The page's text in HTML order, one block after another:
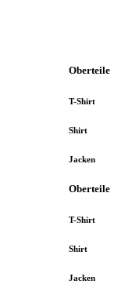
Oberteile
T-Shirt
Shirt
Jacken
Oberteile
T-Shirt
Shirt
Jacken